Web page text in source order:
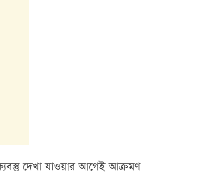
দেখা যাওয়ার আগেই আক্রমণ